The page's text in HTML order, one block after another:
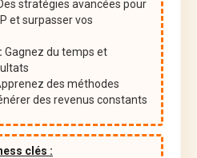
stratégies avancées pour
et surpasser vos
Gagnez du temps et
des méthodes
des revenus constants
clés :